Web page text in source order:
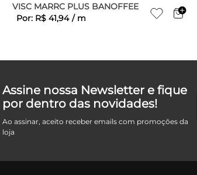
VISC MARRC PLUS BANOFFEE
Por: R$ 41,94 / m
Assine nossa Newsletter e fique
por dentro das novidades!
Ao assinar, aceito receber emails com promoções da
loja